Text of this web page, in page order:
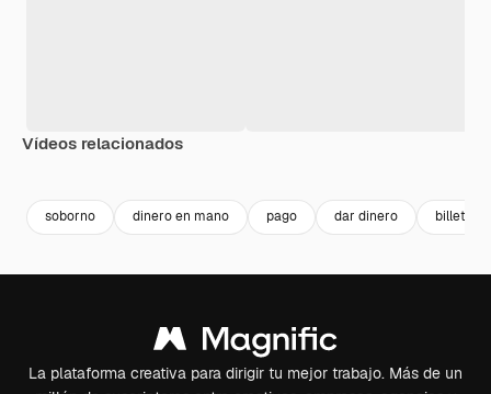
Vídeos relacionados
soborno dinero en mano pago dar dinero billetes
La plataforma creativa para dirigir tu mejor trabajo. Más de un